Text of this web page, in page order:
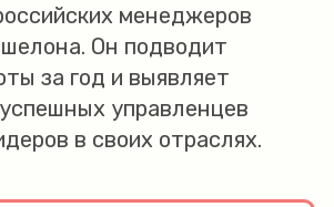
менеджеров
Он подводит
за год и выявляет
управленцев
в своих отраслях.